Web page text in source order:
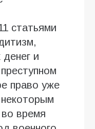
статьями
и
право уже
время